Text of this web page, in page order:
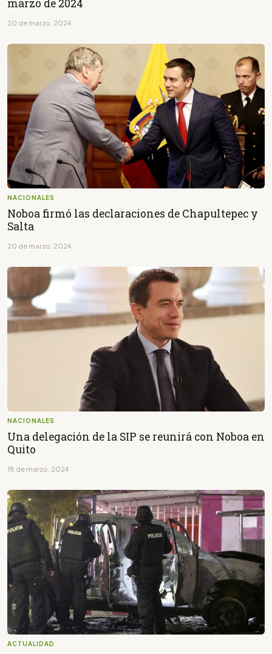
marzo de 2024
20 de marzo, 2024
NACIONALES
Noboa firmó las declaraciones de Chapultepec y
Salta
20 de marzo, 2024
NACIONALES
Una delegación de la SIP se reunirá con Noboa en
Quito
18 de marzo, 2024
ACTUALIDAD